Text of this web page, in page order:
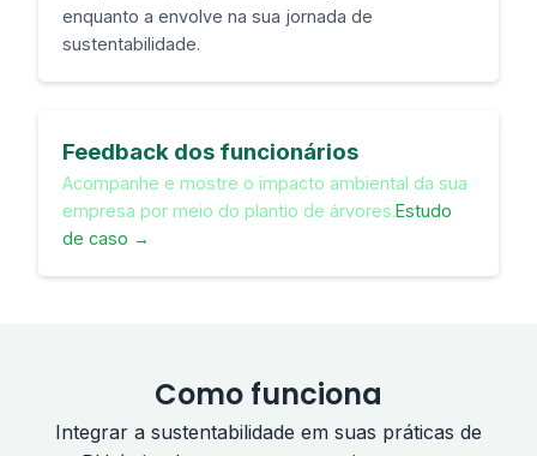
enquanto a envolve na sua jornada de
sustentabilidade.
Feedback dos funcionários
Acompanhe e mostre o impacto ambiental da sua
empresa por meio do plantio de árvores.Estudo
de caso →
Como funciona
Integrar a sustentabilidade em suas práticas de